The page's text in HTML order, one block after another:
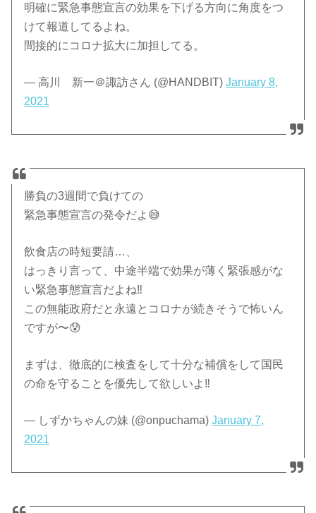
明確に緊急事態宣言の効果を下げる方向に角度をつ
けて報道してるよね。
間接的にコロナ拡大に加担してる。
— 高川 新一＠諏訪さん (@HANDBIT)January 8,
2021
勝負の3週間で負けての
緊急事態宣言の発令だよ😅
飲食店の時短要請…、
はっきり言って、中途半端で効果が薄く緊張感がな
い緊急事態宣言だよね‼️
この無能政府だと永遠とコロナが続きそうで怖いん
ですが〜😰
まずは、徹底的に検査をして十分な補償をして国民
の命を守ることを優先して欲しいよ‼️
— しずかちゃんの妹 (@onpuchama)January 7,
2021